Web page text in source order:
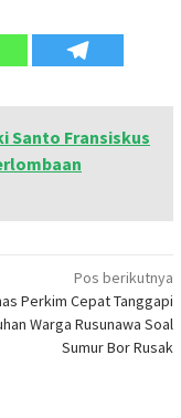
Santo Fransiskus
Pos berikutnya
Perkim Cepat Tanggapi
Warga Rusunawa Soal
Sumur Bor Rusak